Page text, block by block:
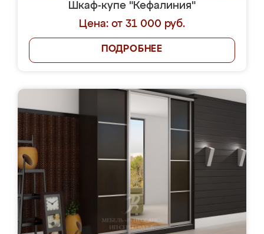
Шкаф-купе "Кефалиния"
Цена: от 31 000 руб.
ПОДРОБНЕЕ